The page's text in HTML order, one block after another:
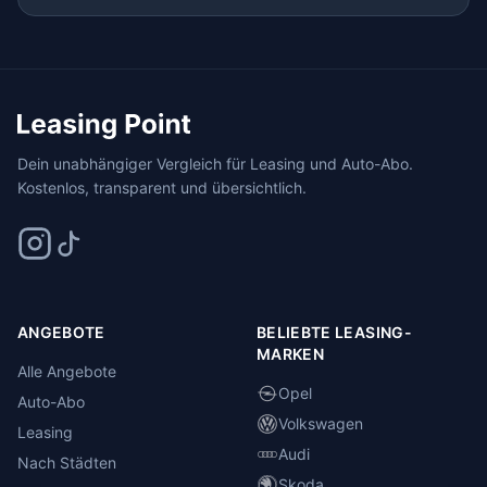
Dein unabhängiger Vergleich für Leasing und Auto-Abo.
Kostenlos, transparent und übersichtlich.
ANGEBOTE
Alle Angebote
Auto-Abo
Leasing
Nach Städten
BELIEBTE LEASING-
MARKEN
Opel
Volkswagen
Audi